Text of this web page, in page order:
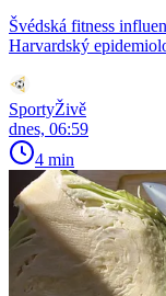
Švédská fitness
Harvardský
SportyŽivě
dnes, 06:59
4 min